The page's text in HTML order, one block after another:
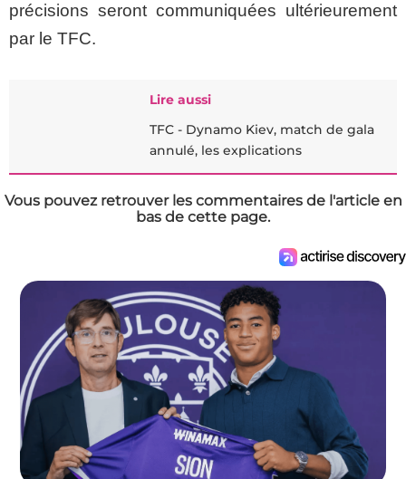
précisions seront communiquées ultérieurement
par le TFC.
Lire aussi
TFC - Dynamo Kiev, match de gala
annulé, les explications
Vous pouvez retrouver les commentaires de l'article en
bas de cette page.